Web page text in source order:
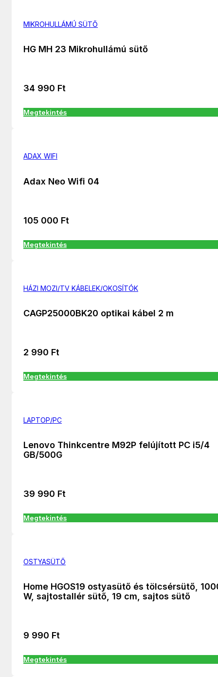
MIKROHULLÁMÚ SÜTŐ
HG MH 23 Mikrohullámú sütő
34 990 Ft
Megtekintés
ADAX WIFI
Adax Neo Wifi 04
105 000 Ft
Megtekintés
HÁZI MOZI/TV KÁBELEK/OKOSÍTÓK
CAGP25000BK20 optikai kábel 2 m
2 990 Ft
Megtekintés
LAPTOP/PC
Lenovo Thinkcentre M92P felújított PC i5/4
GB/500G
39 990 Ft
Megtekintés
OSTYASÜTŐ
Home HGOS19 ostyasütő és tölcsérsütő,
W, sajtostallér sütő, 19 cm, sajtos sütő
9 990 Ft
Megtekintés